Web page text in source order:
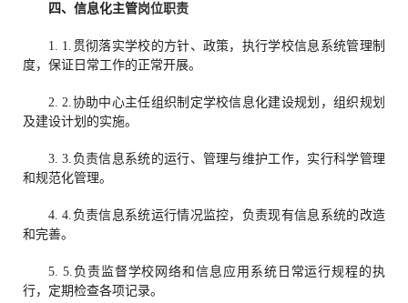
四、 信息化主管岗位职责
1. 1.贯彻落实学校的方针、政策，执行学校信息系统管理制
度，保证日常工作的正常开展。
2. 2.协助中心主任组织制定学校信息化建设规划，组织规划
及建设计划的实施。
3. 3.负责信息系统的运行、管理与维护工作，实行科学管理
和规范化管理。
4. 4.负责信息系统运行情况监控，负责现有信息系统的改造
和完善。
5. 5.负责监督学校网络和信息应用系统日常运行规程的执
行，定期检查各项记录。